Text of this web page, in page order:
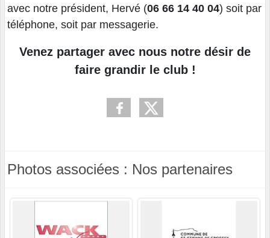
avec notre président, Hervé (06 66 14 40 04) soit par
téléphone, soit par messagerie.
Venez partager avec nous notre désir de
faire grandir le club !
Photos associées : Nos partenaires